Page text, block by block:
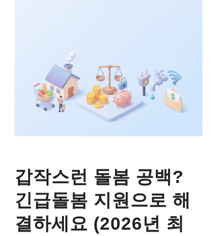
갑작스런 돌봄 공백?
긴급돌봄 지원으로 해
결하세요 (2026년 최